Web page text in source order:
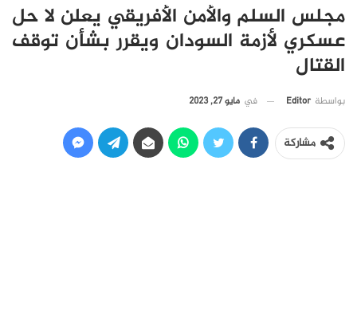
مجلس السلم والأمن الأفريقي يعلن لا حل
عسكري لأزمة السودان ويقرر بشأن توقف
القتال
بواسطة Editor في مايو 27, 2023
مشاركة